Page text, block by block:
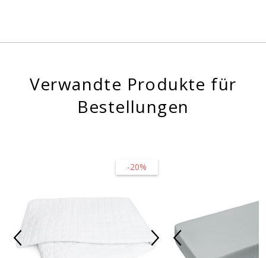
Verwandte Produkte für
Bestellungen
-20%